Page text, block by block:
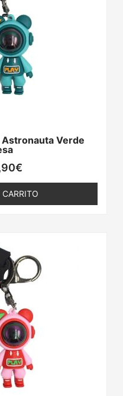
Verde
€
actual
es: